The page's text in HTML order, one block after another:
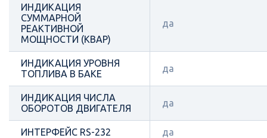
ИНДИКАЦИЯ
СУММАРНОЙ
РЕАКТИВНОЙ
МОЩНОСТИ (КВАР)
да
ИНДИКАЦИЯ УРОВНЯ
ТОПЛИВА В БАКЕ
да
ИНДИКАЦИЯ ЧИСЛА
ОБОРОТОВ ДВИГАТЕЛЯ
да
ИНТЕРФЕЙС RS-232 да